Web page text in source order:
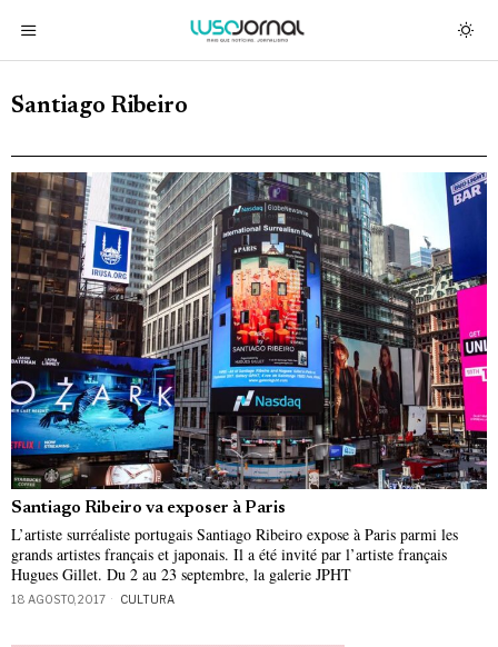
Santiago Ribeiro
Santiago Ribeiro va exposer à Paris
L’artiste surréaliste portugais Santiago Ribeiro expose à Paris parmi les
grands artistes français et japonais. Il a été invité par l’artiste français
Hugues Gillet. Du 2 au 23 septembre, la galerie JPHT
18 AGOSTO, 2017 CULTURA